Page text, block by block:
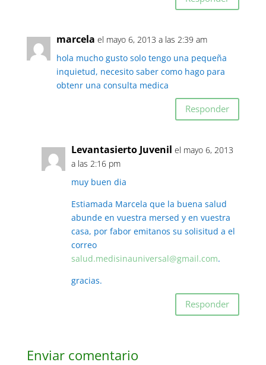
marcela el mayo 6, 2013 a las 2:39 am
hola mucho gusto solo tengo una pequeña
inquietud, necesito saber como hago para
obtenr una consulta medica
Responder
Levantasierto Juvenil el mayo 6, 2013
a las 2:16 pm
muy buen dia
Estiamada Marcela que la buena salud
abunde en vuestra mersed y en vuestra
casa, por fabor emitanos su solisitud a el
correo
salud.medisinauniversal@gmail.com.
gracias.
Responder
Enviar comentario